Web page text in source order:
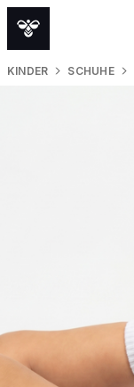
KINDER SCHUHE